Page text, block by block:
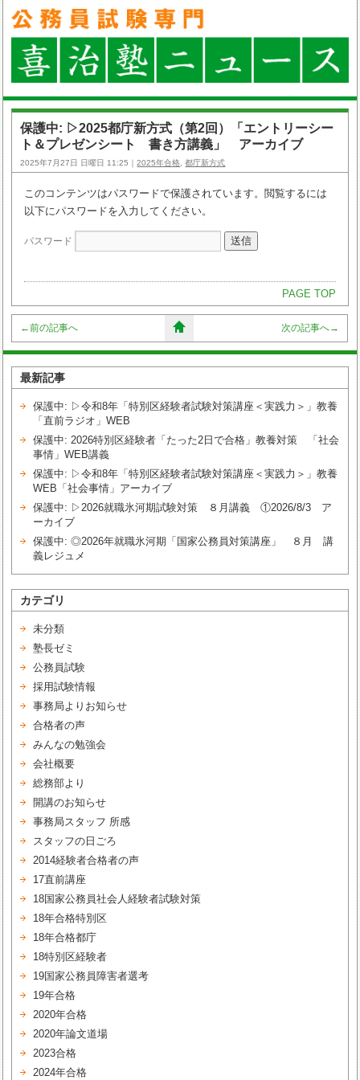
保護中: ▷2025都庁新方式（第2回）「エントリーシー
ト＆プレゼンシート 書き方講義」 アーカイブ
2025年7月27日 日曜日 11:25｜2025年合格,都庁新方式
このコンテンツはパスワードで保護されています。閲覧するには
以下にパスワードを入力してください。
パスワード
PAGE TOP
←前の記事へ 次の記事へ→
最新記事
保護中: ▷令和8年「特別区経験者試験対策講座＜実践力＞」教養
「直前ラジオ」WEB
保護中: 2026特別区経験者「たった2日で合格」教養対策 「社会
事情」WEB講義
保護中: ▷令和8年「特別区経験者試験対策講座＜実践力＞」教養
WEB「社会事情」アーカイブ
保護中: ▷2026就職氷河期試験対策 ８月講義 ①2026/8/3 ア
ーカイブ
保護中: ◎2026年就職氷河期「国家公務員対策講座」 ８月 講
義レジュメ
カテゴリ
未分類
塾長ゼミ
公務員試験
採用試験情報
事務局よりお知らせ
合格者の声
みんなの勉強会
会社概要
総務部より
開講のお知らせ
事務局スタッフ 所感
スタッフの日ごろ
2014経験者合格者の声
17直前講座
18国家公務員社会人経験者試験対策
18年合格特別区
18年合格都庁
18特別区経験者
19国家公務員障害者選考
19年合格
2020年合格
2020年論文道場
2023合格
2024年合格